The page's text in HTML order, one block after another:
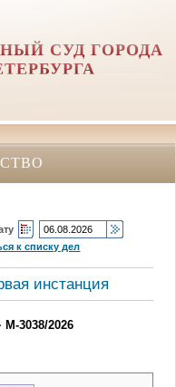
СУД ГОРОДА
к списку дел
инстанция
3038/2026